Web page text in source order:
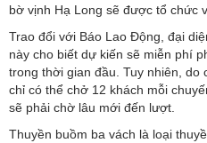
bờ vịnh Hạ Long sẽ được tổ chức
Trao đổi với Báo Lao Động, đại
này cho biết dự kiến sẽ miễn phí
trong thời gian đầu. Tuy nhiên, do
chỉ có thể chở 12 khách mỗi
sẽ phải chờ lâu mới đến lượt.
Thuyền buồm ba vách là loại